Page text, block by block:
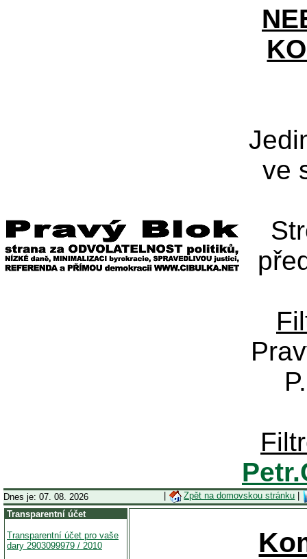
ve
Dnes je: 07. 08. 2026 Zpět na domovskou stránku
Transparentní účet
Transparentní účet pro vaše
dary 2903099979 / 2010